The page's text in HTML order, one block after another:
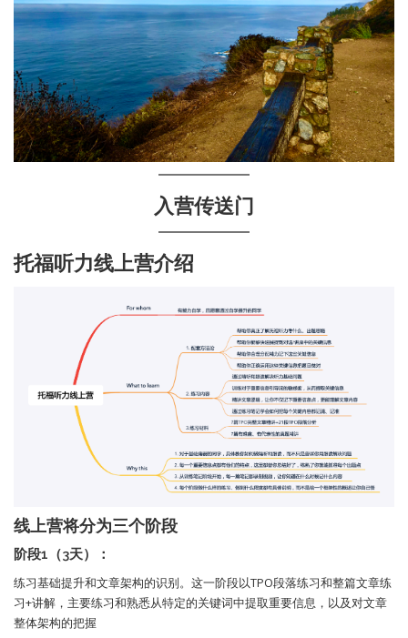
入营传送门
托福听力线上营介绍
线上营将分为三个阶段
阶段1（3天）：
练习基础提升和文章架构的识别。这一阶段以TPO段落练习和整篇文章练
习+讲解，主要练习和熟悉从特定的关键词中提取重要信息，以及对文章
整体架构的把握